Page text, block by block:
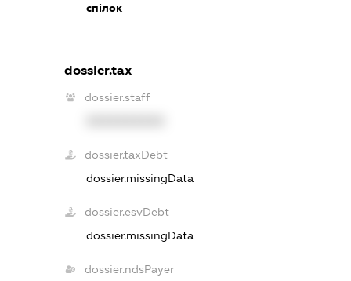
спілок
dossier.tax
dossier.staff
dossier.taxDebt
dossier.missingData
dossier.esvDebt
dossier.missingData
dossier.ndsPayer